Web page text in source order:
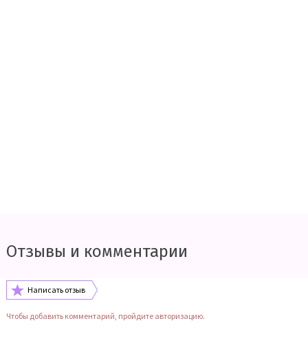
Отзывы и комментарии
Написать отзыв
Чтобы добавить комментарий, пройдите авторизацию.